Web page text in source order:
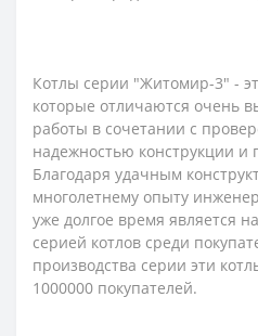
Котлы серии "Житомир-3" -
которые отличаются очень
работы в сочетании с
надежностью конструкции и
Благодаря удачным
многолетнему опыту
уже долгое время является
серией котлов среди
производства серии эти
1000000 покупателей.